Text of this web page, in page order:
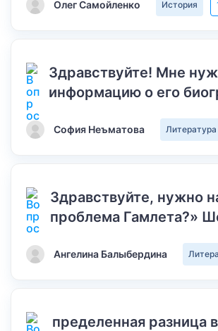
Олег Самойленко История
Здравствуйте! Мне
информацию о его
София Неъматова Литература
Здравствуйте, нужно
проблема Гамлета?»
Ангелина Балыбердина
пределенная разница